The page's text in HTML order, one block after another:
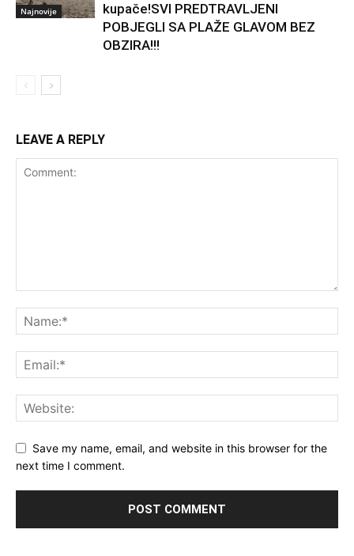
Najnovije
kupače!SVI PREDTRAVLJENI
POBJEGLI SA PLAŽE GLAVOM BEZ
OBZIRA!!!
LEAVE A REPLY
Save my name, email, and website in this browser for the
next time I comment.